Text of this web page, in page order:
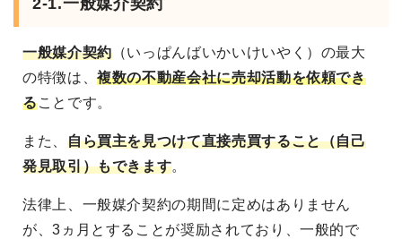
2-1.一般媒介契約
一般媒介契約（いっぱんばいかいけいやく）の最大
の特徴は、複数の不動産会社に売却活動を依頼でき
ることです。
また、 自ら買主を見つけて直接売買すること（自己
発見取引）もできます。
法律上、一般媒介契約の期間に定めはありません
が、3ヵ月とすることが奨励されており、一般的で